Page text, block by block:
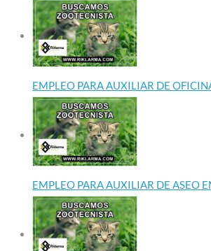
EMPLEO PARA AUXILIAR DE
EMPLEO PARA AUXILIAR DE ASEO